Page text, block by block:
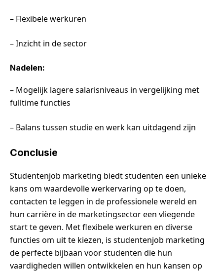
– Flexibele werkuren
– Inzicht in de sector
Nadelen:
– Mogelijk lagere salarisniveaus in vergelijking met
fulltime functies
– Balans tussen studie en werk kan uitdagend zijn
Conclusie
Studentenjob marketing biedt studenten een unieke
kans om waardevolle werkervaring op te doen,
contacten te leggen in de professionele wereld en
hun carrière in de marketingsector een vliegende
start te geven. Met flexibele werkuren en diverse
functies om uit te kiezen, is studentenjob marketing
de perfecte bijbaan voor studenten die hun
vaardigheden willen ontwikkelen en hun kansen op